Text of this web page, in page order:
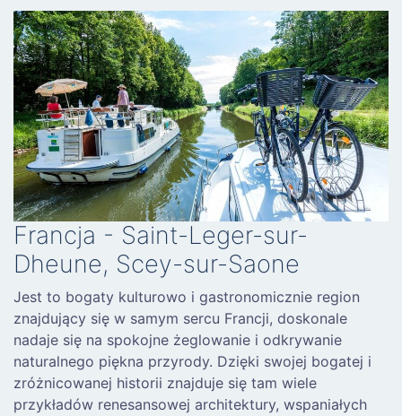
Francja - Saint-Leger-sur-
Dheune, Scey-sur-Saone
Jest to bogaty kulturowo i gastronomicznie region
znajdujący się w samym sercu Francji, doskonale
nadaje się na spokojne żeglowanie i odkrywanie
naturalnego piękna przyrody. Dzięki swojej bogatej i
zróżnicowanej historii znajduje się tam wiele
przykładów renesansowej architektury, wspaniałych